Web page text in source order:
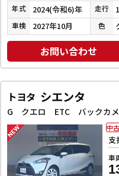
年式 2024(令和6)年 走行
車検 2027年10月 色
お問い合わせ
トヨタ シエンタ
支
車
中